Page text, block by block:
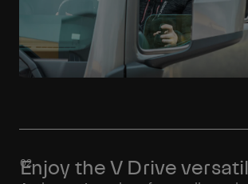
Enjoy the V Drive